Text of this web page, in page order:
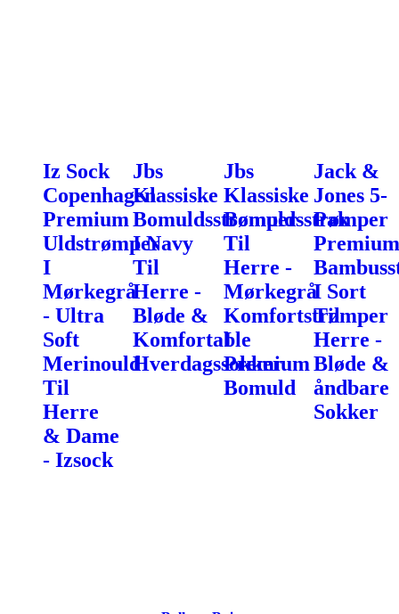
Iz Sock
Copenhagen
Premium
Uldstrømper
I
Mørkegrå
- Ultra
Soft
Merinould
Til
Herre
& Dame
- Izsock
Jbs
Klassiske
Bomuldsstrømper
I Navy
Til
Herre -
Bløde &
Komfortable
Hverdagssokker
Jbs
Klassiske
Bomuldsstrømper
Til
Herre -
Mørkegrå
Komfortstrømper
I
Premium
Bomuld
Jack &
Jones 5-
Pak
Premium
I Sort
Til
Herre -
Bløde &
åndbare
Sokker